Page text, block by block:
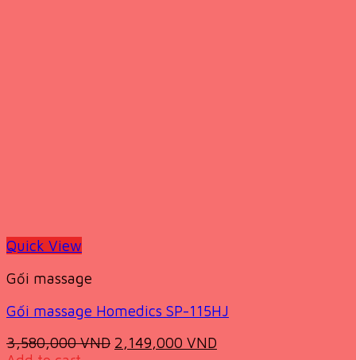
Quick View
Gối massage
Gối massage Homedics SP-115HJ
3,580,000VND Original
2,149,000 VND